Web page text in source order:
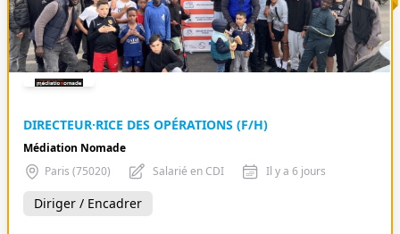
DIRECTEUR·RICE DES OPÉRATIONS (F/H)
Médiation Nomade
Paris (75020)
Salarié en CDI Il y a 6 jours
Diriger / Encadrer